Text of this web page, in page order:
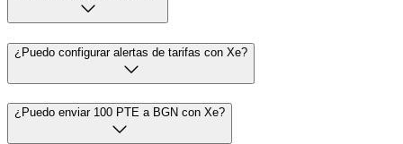
¿Puedo configurar alertas de tarifas con Xe?
¿Puedo enviar 100 PTE a BGN con Xe?